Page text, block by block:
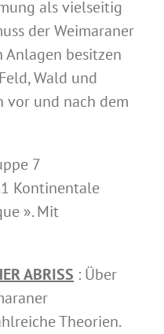
als vielseitig
der Weimaraner
besitzen
Wald und
vor und nach dem
7
Kontinentale
». Mit
ABRISS : Über
Theorien.